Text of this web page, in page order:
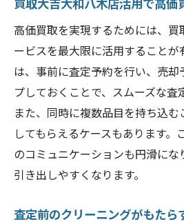
高価買取を実現するためには、
ービスを最大限に活用することが
は、事前に査定予約を行い、売却
プしておくことで、スムーズな査
また、同時に複数品目を持ち込
してもらえるケースもあります。
のコミュニケーションも円滑にな
引き出しやすくなります。
査定前のクリーニングがもたら